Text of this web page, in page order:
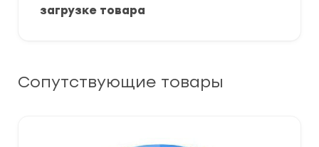
загрузке товара
Сопутствующие товары